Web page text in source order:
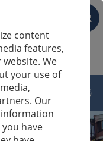
FR
content
features,
We
your use of
Our
have